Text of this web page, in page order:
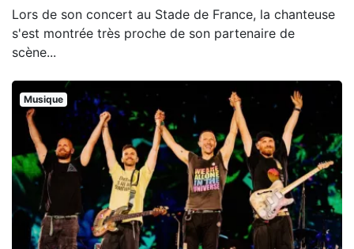
Lors de son concert au Stade de France, la chanteuse
s'est montrée très proche de son partenaire de
scène...
Musique